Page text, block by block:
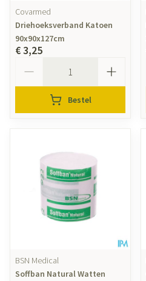
Covarmed
Driehoeksverband Katoen
90x90x127cm
€ 3,25
Bestel
BSN Medical
Soffban Natural Watten